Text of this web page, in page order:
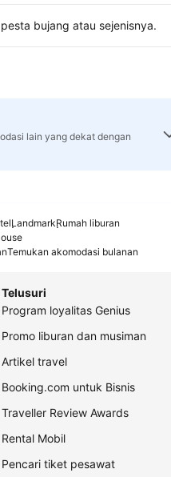
bujang atau sejenisnya.
lain yang dekat dengan
LandmarkRumah liburan
Temukan akomodasi bulanan
Telusuri
Program loyalitas Genius
Promo liburan dan musiman
Artikel travel
Booking.com untuk Bisnis
Traveller Review Awards
Rental Mobil
Pencari tiket pesawat